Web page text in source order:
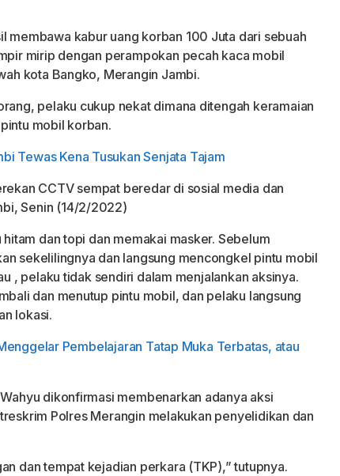
membawa kabur uang korban 100 Juta dari sebuah
mirip dengan perampokan pecah kaca mobil
kota Bangko, Merangin Jambi.
pelaku cukup nekat dimana ditengah keramaian
mobil korban.
Tewas Kena Tusukan Senjata Tajam
CCTV sempat beredar di sosial media dan
Senin (14/2/2022)
dan topi dan memakai masker. Sebelum
sekelilingnya dan langsung mencongkel pintu mobil
, pelaku tidak sendiri dalam menjalankan aksinya.
dan menutup pintu mobil, dan pelaku langsung
lokasi.
Pembelajaran Tatap Muka Terbatas, atau
dikonfirmasi membenarkan adanya aksi
Polres Merangin melakukan penyelidikan dan
dan tempat kejadian perkara (TKP),” tutupnya.